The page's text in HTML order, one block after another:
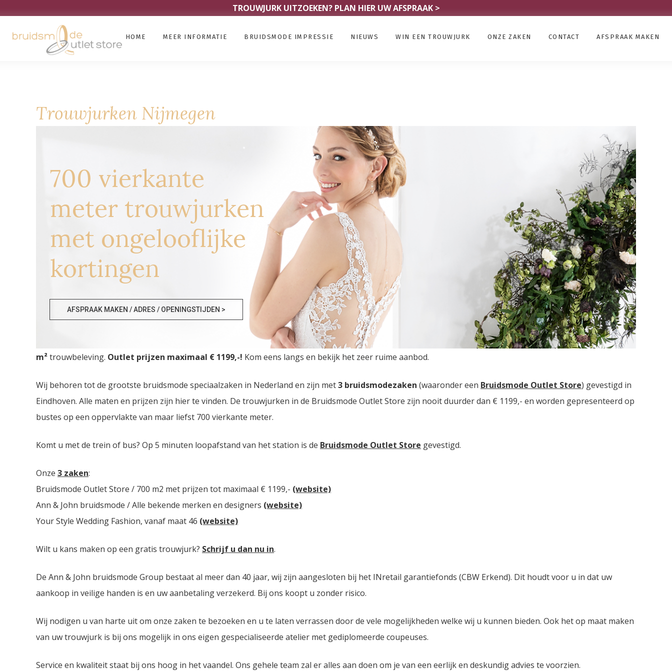
TROUWJURK UITZOEKEN? PLAN HIER UW AFSPRAAK >
HOME MEER INFORMATIE BRUIDSMODE IMPRESSIE NIEUWS WIN EEN TROUWJURK ONZE ZAKEN CONTACT AFSPRAAK MAKEN
Trouwjurken Nijmegen
700 vierkante
meter trouwjurken
met ongelooflijke
kortingen
AFSPRAAK MAKEN / ADRES / OPENINGSTIJDEN >
Trouwjurken Nijmegen
grootste Trouwjurken Outlet Storevan Nederland vindt u in Eindhoven. Drie bruidsmodezaken met in totaal meer dan2000
m²trouwbeleving. Outlet prijzen maximaal € 1199,-! Kom eens langs en bekijk het zeer ruime aanbod.
Wij behoren tot de grootste bruidsmode speciaalzaken in Nederland en zijn met3 bruidsmodezaken (waaronder een Bruidsmode Outlet Store) gevestigd in
Eindhoven. Alle maten en prijzen zijn hier te vinden. De trouwjurken in de Bruidsmode Outlet Store zijn nooit duurder dan € 1199,- en worden gepresenteerd op
bustes op een oppervlakte van maar liefst 700 vierkante meter.
Komt u met de trein of bus? Op 5 minuten loopafstand van het station is de Bruidsmode Outlet Store gevestigd.
Onze 3 zaken:
Bruidsmode Outlet Store / 700 m2 met prijzen tot maximaal € 1199,- (website)
Ann & John bruidsmode / Alle bekende merken en designers (website)
Your Style Wedding Fashion, vanaf maat 46 (website)
Wilt u kans maken op een gratis trouwjurk? Schrijf u dan nu in.
De Ann & John bruidsmode Group bestaat al meer dan 40 jaar, wij zijn aangesloten bij het INretail garantiefonds (CBW Erkend). Dit houdt voor u in dat uw
aankoop in veilige handen is en uw aanbetaling verzekerd. Bij ons koopt u zonder risico.
Wij nodigen u van harte uit om onze zaken te bezoeken en u te laten verrassen door de vele mogelijkheden welke wij u kunnen bieden. Ook het op maat maken
van uw trouwjurk is bij ons mogelijk in ons eigen gespecialiseerde atelier met gediplomeerde coupeuses.
Service en kwaliteit staat bij ons hoog in het vaandel. Ons gehele team zal er alles aan doen om je van een eerlijk en deskundig advies te voorzien.